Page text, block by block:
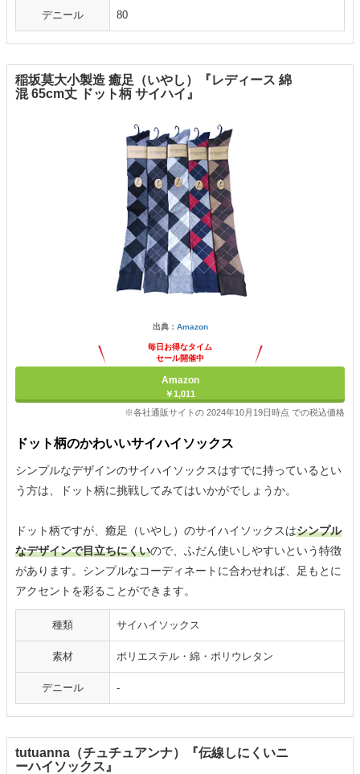
デニール 80
稲坂莫大小製造 癒足（いやし）『レディース 綿
混 65cm丈 ドット柄 サイハイ』
出典： Amazon
毎日お得なタイム
セール開催中
Amazon
￥1,011
※各社通販サイトの 2024年10月19日時点 での税込価格
ドット柄のかわいいサイハイソックス
シンプルなデザインのサイハイソックスはすでに持っているとい
う方は、ドット柄に挑戦してみてはいかがでしょうか。
ドット柄ですが、癒足（いやし）のサイハイソックスはシンプル
なデザインで目立ちにくいので、ふだん使いしやすいという特徴
があります。シンプルなコーディネートに合わせれば、足もとに
アクセントを彩ることができます。
種類 サイハイソックス
素材 ポリエステル・綿・ポリウレタン
デニール -
tutuanna（チュチュアンナ）『伝線しにくいニ
ーハイソックス』